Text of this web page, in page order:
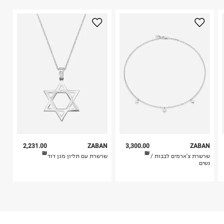
3. מוצרי טיפוח ניתן להחזיר סגורים באריזתם המקורית
6. נעליים ניתן להחזיר רק בקופסתם המקורית בלבד.
צבאן בכור
2,231.00
₪
ZABAN
שרשרת עם תליון מגן דוד
3,300.00
₪
ZABAN
שרשרת צ'ארמים לבבות /
נשים